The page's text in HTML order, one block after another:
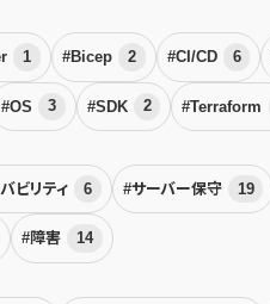
1 #Bicep 2 #CI/CD 6
#OS 3 #SDK 2 #Terraform
ビリティ 6 #サーバー保守 19
#障害 14